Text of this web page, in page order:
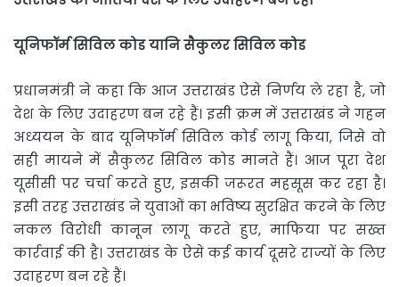
यूनिफॉर्मसिविलकोडयानिसैकुलरसिविलकोड
प्रधानमंत्री ने कहा कि आज उत्तराखंड ऐसे निर्णय ले रहा है, जो
देश के लिए उदाहरण बन रहे हैं। इसी क्रम में उत्तराखंड ने गहन
अध्ययन के बाद यूनिफॉर्म सिविल कोर्ड लागू किया, जिसे वो
सही मायने में सैकुलर सिविल कोड मानते हैं। आज पूरा देश
यूसीसी पर चर्चा करते हुए, इसकी जरूरत महसूस कर रहा है।
इसी तरह उत्तराखंड ने युवाओं का भविष्य सुरक्षित करने के लिए
नकल विरोधी कानून लागू करते हुए, माफिया पर सख्त
कार्रवाई की है। उत्तराखंड के ऐसे कई कार्य दूसरे राज्यों के लिए
उदाहरण बन रहे हैं।